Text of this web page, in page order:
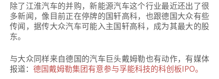
除了江淮汽车的并购，新能源汽车这个行业最近还出了很
多新闻，像目前正在停牌的国轩高科，也跟德国大众有些
传闻，据传大众汽车可能入主国轩高科，成为其最大的股
东。
与大众同样来自德国的汽车巨头戴姆勒也有动作，有媒体
报道： 德国戴姆勒集团有意参与孚能科技的科创板IPO。